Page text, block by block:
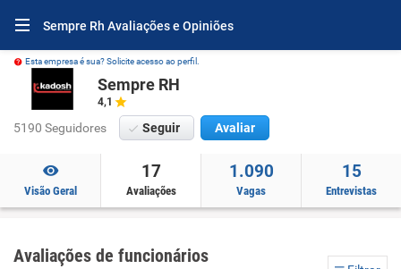
Sempre Rh Avaliações e Opiniões
Esta empresa é sua? Solicite acesso ao perfil.
Sempre RH
4,1
5190 Seguidores Seguir Avaliar
Visão Geral
17
Avaliações
1.090
Vagas
15
Entrevistas
Avaliações de funcionários